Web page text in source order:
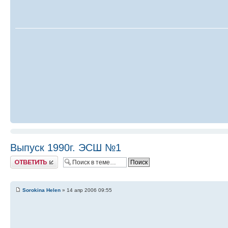
Выпуск 1990г. ЭСШ №1
Ответить
Sorokina Helen » 14 апр 2006 09:55